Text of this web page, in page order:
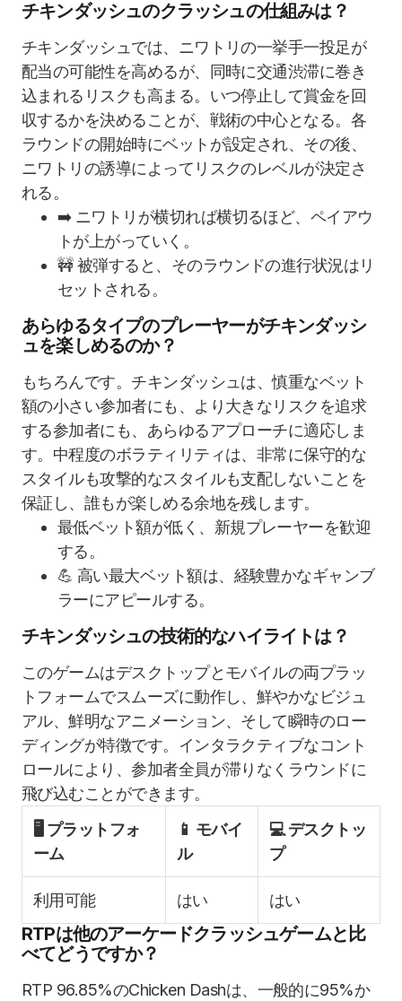
チキンダッシュのクラッシュの仕組みは？
チキンダッシュでは、ニワトリの一挙手一投足が
配当の可能性を高めるが、同時に交通渋滞に巻き
込まれるリスクも高まる。いつ停止して賞金を回
収するかを決めることが、戦術の中心となる。各
ラウンドの開始時にベットが設定され、その後、
ニワトリの誘導によってリスクのレベルが決定さ
れる。
➡️ ニワトリが横切れば横切るほど、ペイアウ
トが上がっていく。
🚧 被弾すると、そのラウンドの進行状況はリ
セットされる。
あらゆるタイプのプレーヤーがチキンダッシ
ュを楽しめるのか？
もちろんです。チキンダッシュは、慎重なベット
額の小さい参加者にも、より大きなリスクを追求
する参加者にも、あらゆるアプローチに適応しま
す。中程度のボラティリティは、非常に保守的な
スタイルも攻撃的なスタイルも支配しないことを
保証し、誰もが楽しめる余地を残します。
最低ベット額が低く、新規プレーヤーを歓迎
する。
💪 高い最大ベット額は、経験豊かなギャンブ
ラーにアピールする。
チキンダッシュの技術的なハイライトは？
このゲームはデスクトップとモバイルの両プラッ
トフォームでスムーズに動作し、鮮やかなビジュ
アル、鮮明なアニメーション、そして瞬時のロー
ディングが特徴です。インタラクティブなコント
ロールにより、参加者全員が滞りなくラウンドに
飛び込むことができます。
🖥️ プラットフォ
ーム
📱 モバイ
ル
💻 デスクトッ
プ
利用可能 はい はい
RTPは他のアーケードクラッシュゲームと比
べてどうですか？
RTP 96.85%のChicken Dashは、一般的に95%か